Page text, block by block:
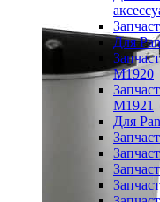
Для
M1920
M1921
Для